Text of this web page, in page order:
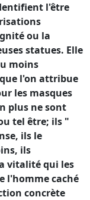
l'être
ou la
statues. Elle
moins
l'on attribue
les masques
plus ne sont
tel être; ils "
ils le
ils
vitalité qui les
l'homme caché
concrète